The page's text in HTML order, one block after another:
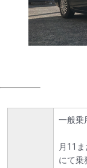
一般乗
月11
にて乗